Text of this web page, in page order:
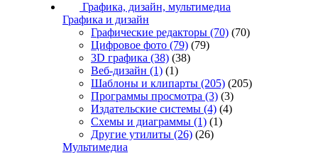
Графика, дизайн, мультимедиа
Графика и дизайн
Графические редакторы (70) (70)
Цифровое фото (79) (79)
3D графика (38) (38)
Веб-дизайн (1) (1)
Шаблоны и клипарты (205) (205)
Программы просмотра (3) (3)
Издательские системы (4) (4)
Схемы и диаграммы (1) (1)
Другие утилиты (26) (26)
Мультимедиа